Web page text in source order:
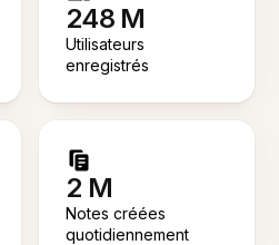
248 M
Utilisateurs
enregistrés
2 M
Notes créées
quotidiennement